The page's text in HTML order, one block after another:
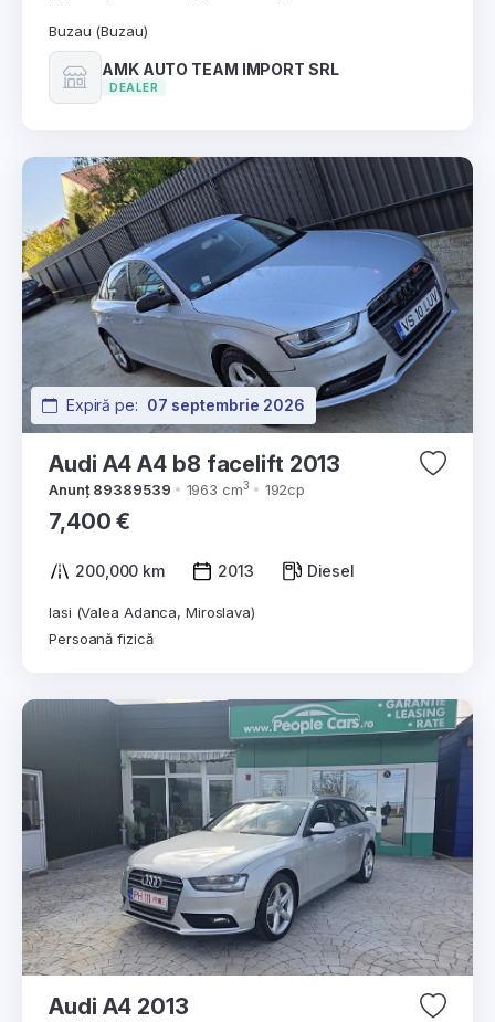
Buzau (Buzau)
AMK AUTO TEAM IMPORT SRL
DEALER
Expiră pe: 07 septembrie 2026
Audi A4 A4 b8 facelift 2013
Anunț 89389539 1963 cm3 192cp
7,400 €
200,000 km 2013 Diesel
Iasi (Valea Adanca, Miroslava)
Persoană fizică
Audi A4 2013